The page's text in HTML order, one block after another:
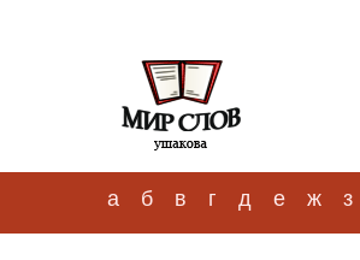
а б в г д е ж з